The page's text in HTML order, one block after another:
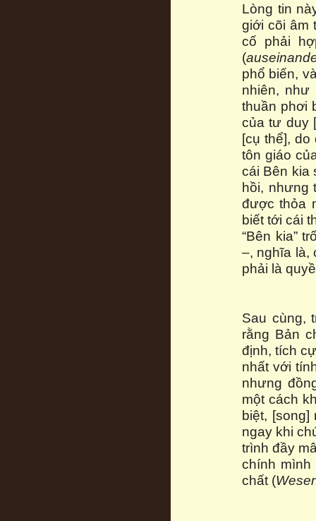
Lòng tin
giới cõi âm
cố phải
(
phổ biến,
nhiên,
thuần phơi
của tư duy
[cụ thể],
tôn giáo
cái Bên kia
hồi, nhưng
được thỏa
biết tới cái
“Bên kia”
–, nghĩa là,
phải là
Sau cùng,
rằng Bản
định, tích
nhất với
nhưng
một cách
biệt,
ngay khi
trình đầy
chính
chất (